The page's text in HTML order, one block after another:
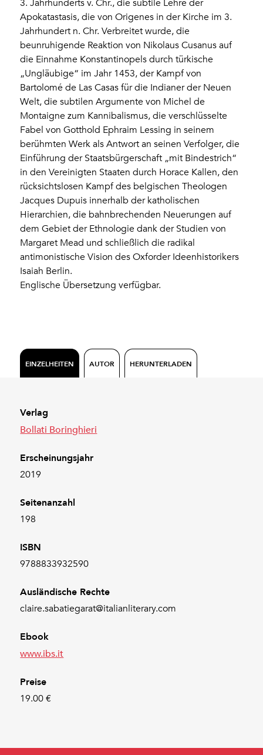
3. Jahrhunderts v. Chr., die subtile Lehre der
Apokatastasis, die von Origenes in der Kirche im 3.
Jahrhundert n. Chr. Verbreitet wurde, die
beunruhigende Reaktion von Nikolaus Cusanus auf
die Einnahme Konstantinopels durch türkische
„Ungläubige“ im Jahr 1453, der Kampf von
Bartolomé de Las Casas für die Indianer der Neuen
Welt, die subtilen Argumente von Michel de
Montaigne zum Kannibalismus, die verschlüsselte
Fabel von Gotthold Ephraim Lessing in seinem
berühmten Werk als Antwort an seinen Verfolger, die
Einführung der Staatsbürgerschaft „mit Bindestrich“
in den Vereinigten Staaten durch Horace Kallen, den
rücksichtslosen Kampf des belgischen Theologen
Jacques Dupuis innerhalb der katholischen
Hierarchien, die bahnbrechenden Neuerungen auf
dem Gebiet der Ethnologie dank der Studien von
Margaret Mead und schließlich die radikal
antimonistische Vision des Oxforder Ideenhistorikers
Isaiah Berlin.
Englische Übersetzung verfügbar.
EINZELHEITEN AUTOR HERUNTERLADEN
Verlag
Bollati Boringhieri
Erscheinungsjahr
2019
Seitenanzahl
198
ISBN
9788833932590
Ausländische Rechte
claire.sabatiegarat@italianliterary.com
Ebook
www.ibs.it
Preise
19.00 €